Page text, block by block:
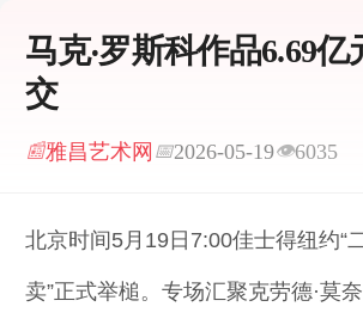
马克‧罗斯科作品6.69
交
📰雅昌艺术网 📅2026-05-19👁6035
北京时间5月19日7:00佳士得纽约“
卖”正式举槌。专场汇聚克劳德·莫